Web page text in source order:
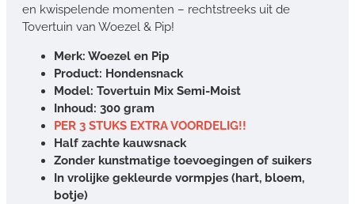
en kwispelende momenten – rechtstreeks uit de
Tovertuin van Woezel & Pip!
Merk: Woezel en Pip
Product: Hondensnack
Model: Tovertuin Mix Semi-Moist
Inhoud: 300 gram
PER 3 STUKS EXTRA VOORDELIG!!
Half zachte kauwsnack
Zonder kunstmatige toevoegingen of suikers
In vrolijke gekleurde vormpjes (hart, bloem,
botje)